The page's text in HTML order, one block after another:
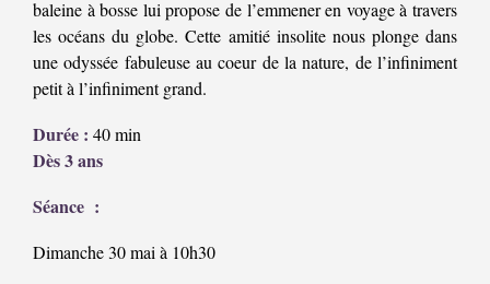
baleine à bosse lui propose de l’emmener en voyage à travers
les océans du globe. Cette amitié insolite nous plonge dans
une odyssée fabuleuse au coeur de la nature, de l’infiniment
petit à l’infiniment grand.
Durée : 40 min
Dès 3 ans
Séance :
Dimanche 30 mai à 10h30